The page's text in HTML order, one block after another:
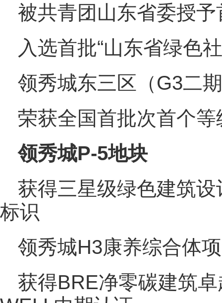
被共青团山东省委授予
入选首批“山东省绿色
领秀城东三区（G3二
荣获全国首批次首个
领秀城P-5地块
获得三星级绿色建筑
标识
领秀城H3康养综合体
获得BRE净零碳建筑